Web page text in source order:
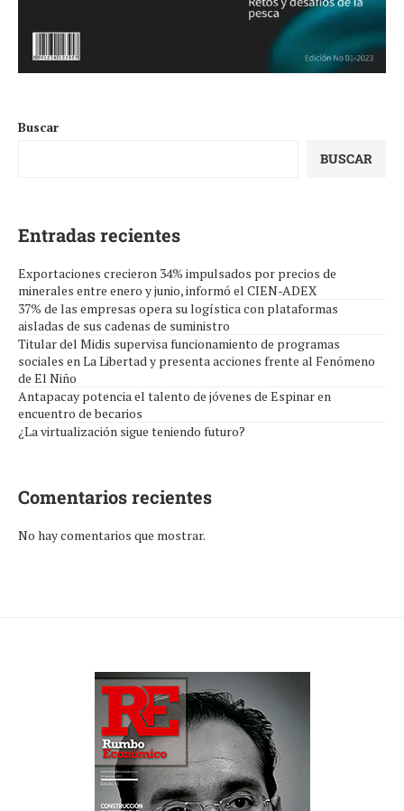
Buscar
BUSCAR
Entradas recientes
Exportaciones crecieron 34% impulsados por precios de
minerales entre enero y junio, informó el CIEN-ADEX
37% de las empresas opera su logística con plataformas
aisladas de sus cadenas de suministro
Titular del Midis supervisa funcionamiento de programas
sociales en La Libertad y presenta acciones frente al Fenómeno
de El Niño
Antapacay potencia el talento de jóvenes de Espinar en
encuentro de becarios
¿La virtualización sigue teniendo futuro?
Comentarios recientes
No hay comentarios que mostrar.